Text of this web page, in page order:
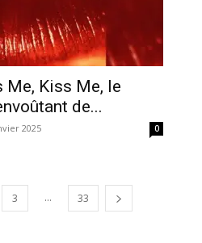
Me, Kiss Me, le
de...
2025 0
3 ... 33